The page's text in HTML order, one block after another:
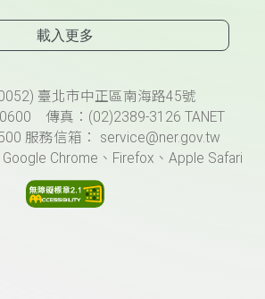
載入更多
臺北市中正區南海路45號
傳真：(02)2389-3126 TANET
服務信箱： service@ner.gov.tw
Chrome、Firefox、Apple Safari